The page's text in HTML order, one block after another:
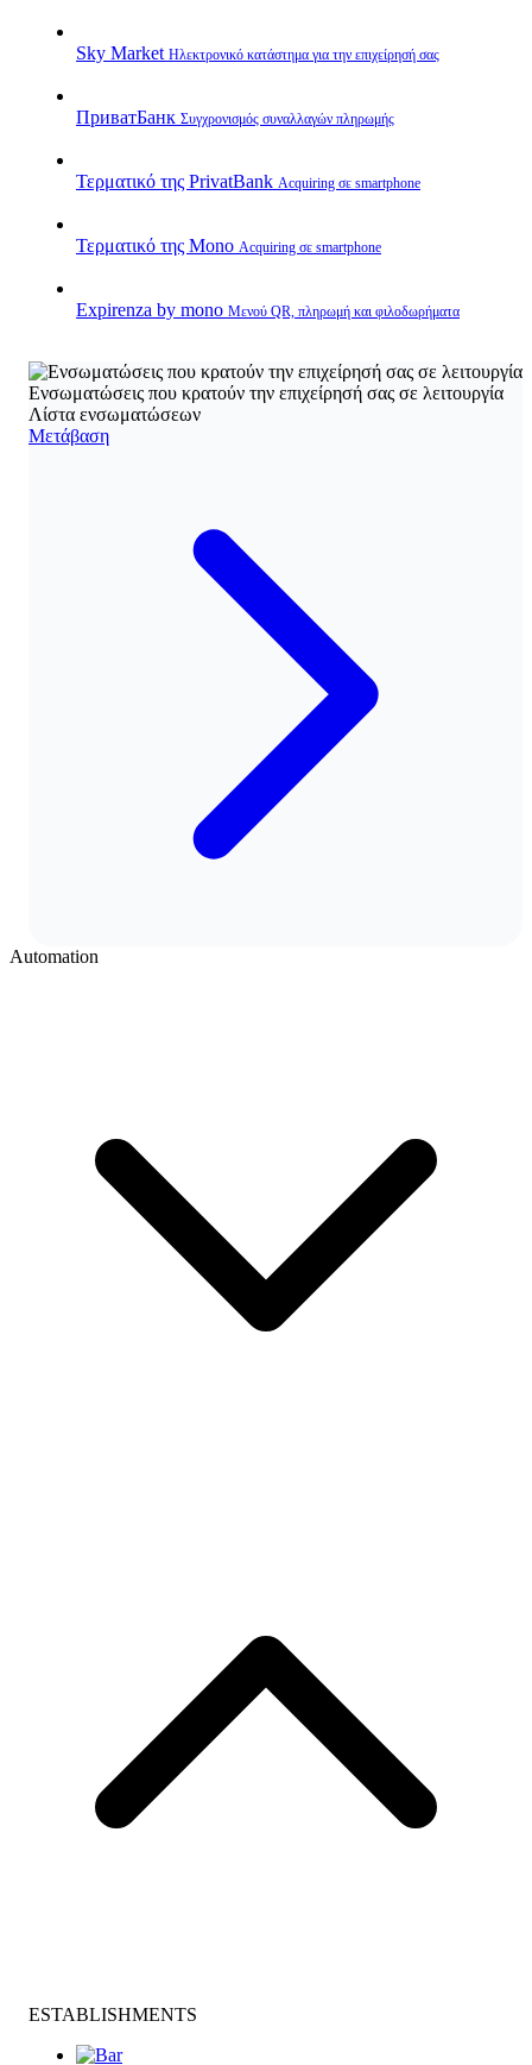
Sky Market Ηλεκτρονικό κατάστημα για την επιχείρησή σας
ПриватБанк Συγχρονισμός συναλλαγών πληρωμής
Τερματικό της PrivatBank Acquiring σε smartphone
Τερματικό της Mono Acquiring σε smartphone
Expirenza by mono Μενού QR, πληρωμή και φιλοδωρήματα
Ενσωματώσεις που κρατούν την επιχείρησή σας σε λειτουργία
Λίστα ενσωματώσεων
Μετάβαση
Automation
ESTABLISHMENTS